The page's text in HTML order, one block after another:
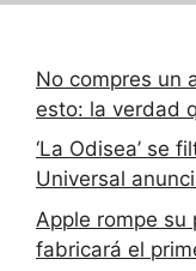
No compres un
esto: la verdad
‘La Odisea’ se
Universal
Apple rompe su
fabricará el